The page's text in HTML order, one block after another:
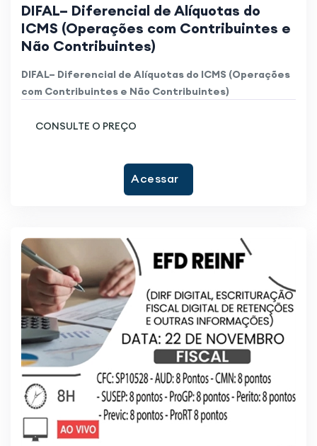
DIFAL– Diferencial de Alíquotas do
ICMS (Operações com Contribuintes e
Não Contribuintes)
DIFAL– Diferencial de Alíquotas do ICMS (Operações
com Contribuintes e Não Contribuintes)
CONSULTE O PREÇO
Acessar